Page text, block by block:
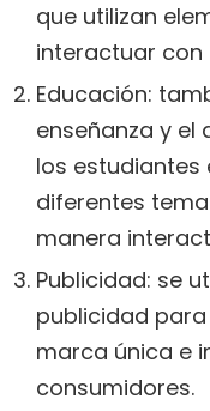
que utilizan
interactuar con
Educación:
enseñanza y el
los estudiantes
diferentes
manera
Publicidad: se
publicidad
marca única e
consumidores.